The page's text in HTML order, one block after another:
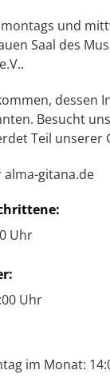
und
Saal des
dessen
Besucht
Teil unserer
alma-gitana.de
Uhr
Uhr
im Monat: